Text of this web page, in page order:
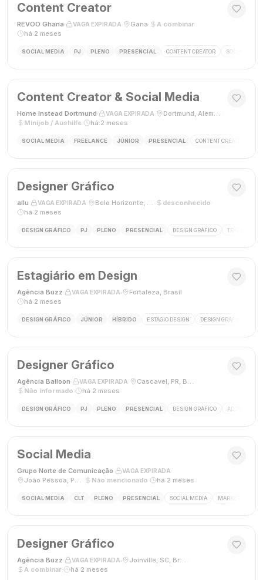
Content Creator
REVOO Ghana VAGA EXPIRADA Gana A combinar·
há 2 meses
SOCIAL MEDIA PJ PLENO PRESENCIAL CONTENT CREATOR SOCIAL MEDIA
Content Creator & Social Media
Home Instead Dortmund VAGA EXPIRADA Dortmund, Alemanha
Minijob / Aushilfe
há 2 meses
SOCIAL MEDIA FREELANCE JÚNIOR PRESENCIAL CONTENT CREATOR
Designer Gráfico
allu VAGA EXPIRADA Belo Horizonte, MG, Brasil desconhecido
há 2 meses
DESIGN GRÁFICO PJ PLENO PRESENCIAL DESIGN GRÁFICO TRÁFEGO
Estagiário em Design
Agência Buzz VAGA EXPIRADA Fortaleza, Brasil
há 2 meses
DESIGN GRÁFICO JÚNIOR HÍBRIDO ESTÁGIO DESIGN DESIGN GRÁFICO
Designer Gráfico
Agência Balloon VAGA EXPIRADA Cascavel, PR, Brasil
Não informado
há 2 meses
DESIGN GRÁFICO PJ PLENO PRESENCIAL DESIGN GRÁFICO ADOBE
Social Media
Grupo Norte de Comunicação VAGA EXPIRADA
João Pessoa, Paraíba, Brasil
Não mencionado há 2 meses
SOCIAL MEDIA CLT PLENO PRESENCIAL SOCIAL MEDIA MARKETING
Designer Gráfico
Agência Buzz VAGA EXPIRADA Joinville, SC, Brasil
A combinar
há 2 meses